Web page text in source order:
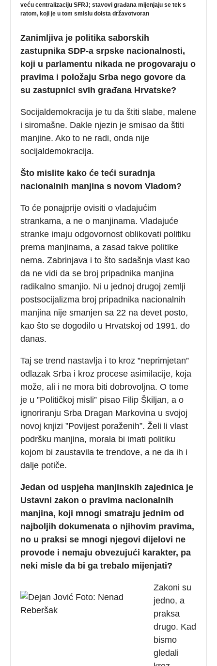
veću centralizaciju SFRJ; stavovi građana mijenjaju se tek s
ratom, koji je u tom smislu doista državotvoran
Zanimljiva je politika saborskih
zastupnika SDP-a srpske nacionalnosti,
koji u parlamentu nikada ne progovaraju o
pravima i položaju Srba nego govore da
su zastupnici svih građana Hrvatske?
Socijaldemokracija je tu da štiti slabe, malene
i siromašne. Dakle njezin je smisao da štiti
manjine. Ako to ne radi, onda nije
socijaldemokracija.
Što mislite kako će teći suradnja
nacionalnih manjina s novom Vladom?
To će ponajprije ovisiti o vladajućim
strankama, a ne o manjinama. Vladajuće
stranke imaju odgovornost oblikovati politiku
prema manjinama, a zasad takve politike
nema. Zabrinjava i to što sadašnja vlast kao
da ne vidi da se broj pripadnika manjina
radikalno smanjio. Ni u jednoj drugoj zemlji
postsocijalizma broj pripadnika nacionalnih
manjina nije smanjen sa 22 na devet posto,
kao što se dogodilo u Hrvatskoj od 1991. do
danas.
Taj se trend nastavlja i to kroz ”neprimjetan”
odlazak Srba i kroz procese asimilacije, koja
može, ali i ne mora biti dobrovoljna. O tome
je u ”Političkoj misli” pisao Filip Škiljan, a o
ignoriranju Srba Dragan Markovina u svojoj
novoj knjizi ”Povijest poraženih”. Želi li vlast
podršku manjina, morala bi imati politiku
kojom bi zaustavila te trendove, a ne da ih i
dalje potiče.
Jedan od uspjeha manjinskih zajednica je
Ustavni zakon o pravima nacionalnih
manjina, koji mnogi smatraju jednim od
najboljih dokumenata o njihovim pravima,
no u praksi se mnogi njegovi dijelovi ne
provode i nemaju obvezujući karakter, pa
neki misle da bi ga trebalo mijenjati?
Zakoni su
jedno, a
praksa
drugo. Kad
bismo
gledali